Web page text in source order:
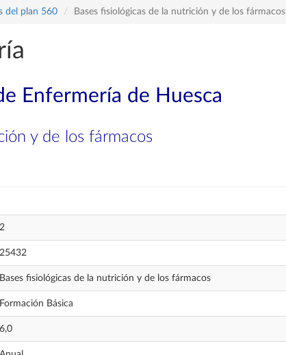
del plan 560 Bases fisiológicas de la nutrición y de los fármacos
Enfermería de Huesca
y de los fármacos
2
25432
Bases fisiológicas de la nutrición y de los fármacos
Formación Básica
6,0